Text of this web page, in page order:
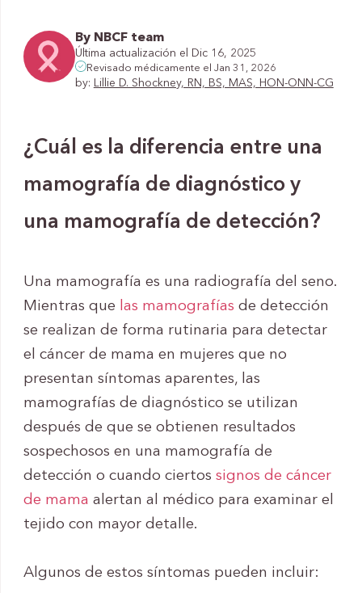
By NBCF team
Última actualización el Dic 16, 2025
Revisado médicamente el Jan 31, 2026
by: Lillie D. Shockney, RN, BS, MAS, HON-ONN-CG
¿Cuál es la diferencia entre una
mamografía de diagnóstico y
una mamografía de detección?
Una mamografía es una radiografía del seno.
Mientras que las mamografías de detección
se realizan de forma rutinaria para detectar
el cáncer de mama en mujeres que no
presentan síntomas aparentes, las
mamografías de diagnóstico se utilizan
después de que se obtienen resultados
sospechosos en una mamografía de
detección o cuando ciertos signos de cáncer
de mama alertan al médico para examinar el
tejido con mayor detalle.
Algunos de estos síntomas pueden incluir: